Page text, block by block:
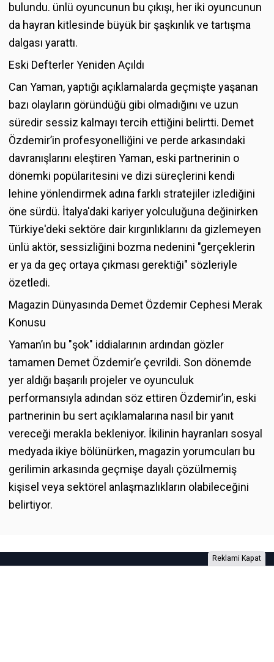
bulundu. ünlü oyuncunun bu çıkışı, her iki oyuncunun
da hayran kitlesinde büyük bir şaşkınlık ve tartışma
dalgası yarattı.
Eski Defterler Yeniden Açıldı
Can Yaman, yaptığı açıklamalarda geçmişte yaşanan
bazı olayların göründüğü gibi olmadığını ve uzun
süredir sessiz kalmayı tercih ettiğini belirtti. Demet
Özdemir’in profesyonelliğini ve perde arkasındaki
davranışlarını eleştiren Yaman, eski partnerinin o
dönemki popülaritesini ve dizi süreçlerini kendi
lehine yönlendirmek adına farklı stratejiler izlediğini
öne sürdü. İtalya'daki kariyer yolculuğuna değinirken
Türkiye'deki sektöre dair kırgınlıklarını da gizlemeyen
ünlü aktör, sessizliğini bozma nedenini "gerçeklerin
er ya da geç ortaya çıkması gerektiği" sözleriyle
özetledi.
Magazin Dünyasında Demet Özdemir Cephesi Merak
Konusu
Yaman’ın bu "şok" iddialarının ardından gözler
tamamen Demet Özdemir’e çevrildi. Son dönemde
yer aldığı başarılı projeler ve oyunculuk
performansıyla adından söz ettiren Özdemir’in, eski
partnerinin bu sert açıklamalarına nasıl bir yanıt
vereceği merakla bekleniyor. İkilinin hayranları sosyal
medyada ikiye bölünürken, magazin yorumcuları bu
gerilimin arkasında geçmişe dayalı çözülmemiş
kişisel veya sektörel anlaşmazlıkların olabileceğini
belirtiyor.
Reklami Kapat